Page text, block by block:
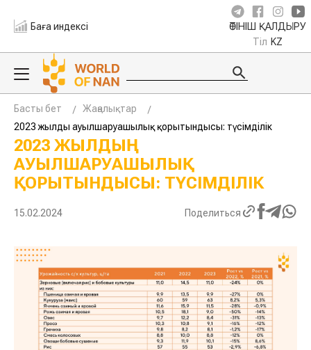
Баға индексі ӨТІНІШ ҚАЛДЫРУ
Тіл KZ
Басты бет
Жаңалықтар
2023 жылдың ауылшаруашылық қорытындысы: түсімділік
2023 ЖЫЛДЫҢ
АУЫЛШАРУАШЫЛЫҚ
ҚОРЫТЫНДЫСЫ: ТҮСІМДІЛІК
15.02.2024 Поделиться